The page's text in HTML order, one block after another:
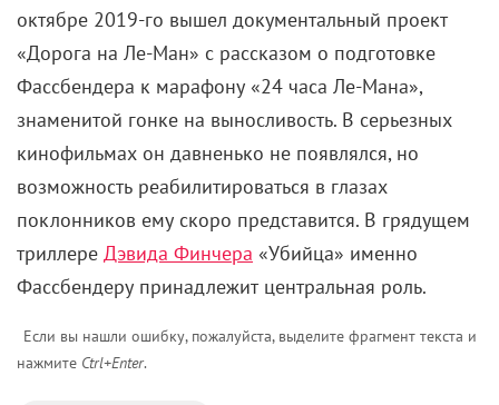
октябре 2019-го вышел документальный проект
«Дорога на Ле-Ман» с рассказом о подготовке
Фассбендера к марафону «24 часа Ле-Мана»,
знаменитой гонке на выносливость. В серьезных
кинофильмах он давненько не появлялся, но
возможность реабилитироваться в глазах
поклонников ему скоро представится. В грядущем
триллере Дэвида Финчера «Убийца» именно
Фассбендеру принадлежит центральная роль.
Если вы нашли ошибку, пожалуйста, выделите фрагмент текста и
нажмите Ctrl+Enter.